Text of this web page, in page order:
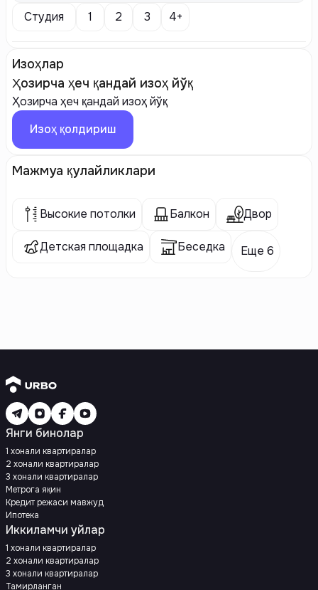
Студия
1 2 3 4+
Изоҳлар
Ҳозирча ҳеч қандай изоҳ йўқ
Ҳозирча ҳеч қандай изоҳ йўқ
Изоҳ қолдириш
Мажмуа қулайликлари
Высокие потолки Балкон Двор
Детская площадка Беседка Еще 6
Янги бинолар
1 хонали квартиралар
2 хонали квартиралар
3 хонали квартиралар
Метрога яқин
Кредит режаси мавжуд
Ипотека
Иккиламчи уйлар
1 хонали квартиралар
2 хонали квартиралар
3 хонали квартиралар
Тамирланган